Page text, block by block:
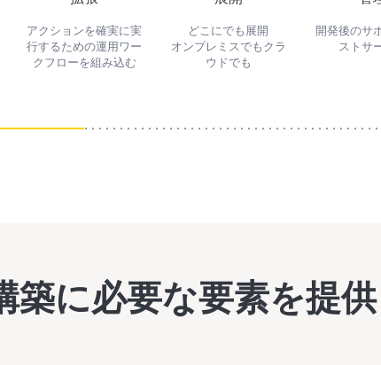
アクションを確実に実
行するための運用ワー
クフローを組み込む
どこにでも展開
オンプレミスでもクラ
ウドでも
開発後のサ
ストサ
に必要な要素を提供